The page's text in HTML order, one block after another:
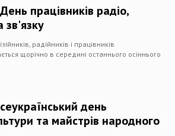
працівників радіо,
зв'язку
радійників і працівників
щорічно в середині останнього осіннього
день
та майстрів народного